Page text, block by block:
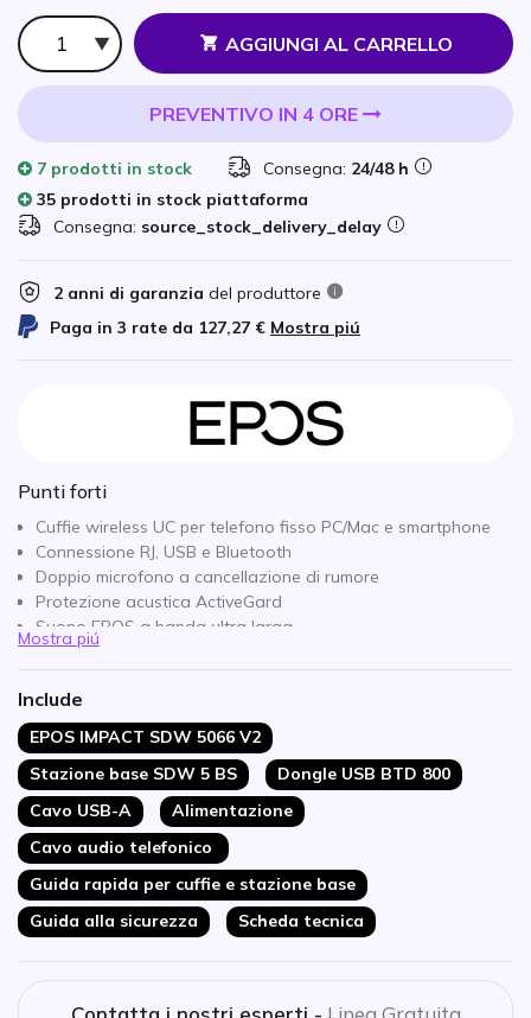
Qtà
AGGIUNGI AL CARRELLO
PREVENTIVO IN 4 ORE
7 prodotti in stock Consegna: 24/48 h
35 prodotti in stock piattaforma
Consegna: source_stock_delivery_delay
2 anni di garanzia del produttore
Paga in 3 rate da 127,27 € Mostra piú
Punti forti
Cuffie wireless UC per telefono fisso PC/Mac e smartphone
Connessione RJ, USB e Bluetooth
Doppio microfono a cancellazione di rumore
Protezione acustica ActiveGard
Suono EPOS a banda ultra larga
LED a luce pulsata
Ottimizzato per Teams
Tempo di conversazione fino a 14 ore e ricarica rapida fino
al 50% in 30 minuti
Modalità conferenza fino a 4 cuffie
Compatibile con tutti i telefoni fissi e tutti i softphone presenti
sul mercato
Mostra piú
Include
EPOS IMPACT SDW 5066 V2
Stazione base SDW 5 BS
Dongle USB BTD 800
Cavo USB-A
Alimentazione
Cavo audio telefonico
Guida rapida per cuffie e stazione base
Guida alla sicurezza
Scheda tecnica